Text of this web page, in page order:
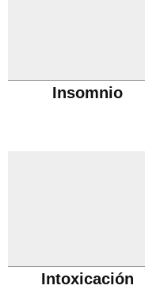
Insomnio
Intoxicación